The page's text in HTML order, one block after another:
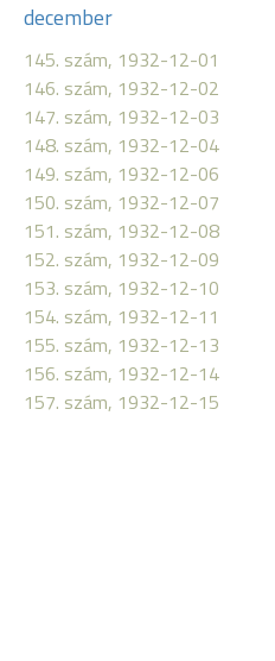
december
145. szám, 1932-12-01
146. szám, 1932-12-02
147. szám, 1932-12-03
148. szám, 1932-12-04
149. szám, 1932-12-06
150. szám, 1932-12-07
151. szám, 1932-12-08
152. szám, 1932-12-09
153. szám, 1932-12-10
154. szám, 1932-12-11
155. szám, 1932-12-13
156. szám, 1932-12-14
157. szám, 1932-12-15